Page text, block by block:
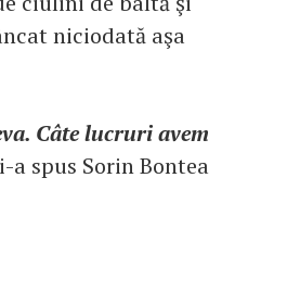
niciodată aşa
Câte lucruri avem
a spus Sorin Bontea